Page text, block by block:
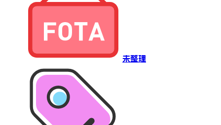
未整理